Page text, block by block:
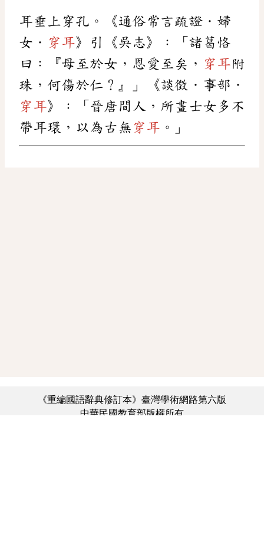
耳垂上穿孔。《通俗常言疏證．婦
女． 穿耳》引《吳志》：「諸葛恪
曰：『母至於女，恩愛至矣， 穿耳附
珠，何傷於仁？』」《談徵．事部．
穿耳》：「晉唐間人，所畫士女多不
帶耳環，以為古無 穿耳 。」
《重編國語辭典修訂本》臺灣學術網路第六版
中華民國教育部版權所有